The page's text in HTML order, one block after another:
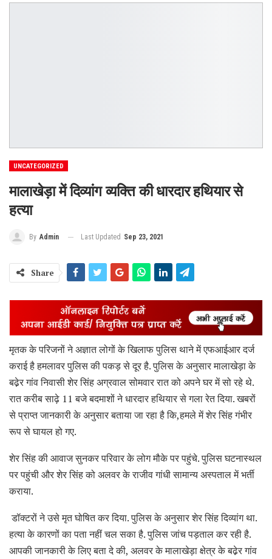
UNCATEGORIZED
मालाखेड़ा में दिव्यांग व्यक्ति की धारदार हथियार से
हत्या
By Admin Last Updated Sep 23, 2021
Share
मृतक के परिजनों ने अज्ञात लोगों के खिलाफ पुलिस थाने में एफआईआर दर्ज
कराई है हमलावर पुलिस की पकड़ से दूर है. पुलिस के अनुसार मालाखेड़ा के
बढे़र गांव निवासी शेर सिंह अग्रवाल सोमवार रात को अपने घर में सो रहे थे.
रात करीब साढ़े 11 बजे बदमाशों ने धारदार हथियार से गला रेत दिया. खबरों
से प्राप्त जानकारी के अनुसार बताया जा रहा है कि,हमले में शेर सिंह गंभीर
रूप से घायल हो गए.
शेर सिंह की आवाज सुनकर परिवार के लोग मौके पर पहुंचे. पुलिस घटनास्थल
पर पहुंची और शेर सिंह को अलवर के राजीव गांधी सामान्य अस्पताल में भर्ती
कराया.
डॉक्टरों ने उसे मृत घोषित कर दिया. पुलिस के अनुसार शेर सिंह दिव्यांग था.
हत्या के कारणों का पता नहीं चल सका है. पुलिस जांच पड़ताल कर रही है.
आपकी जानकारी के लिए बता दे की, अलवर के मालाखेड़ा क्षेत्र के बढे़र गांव